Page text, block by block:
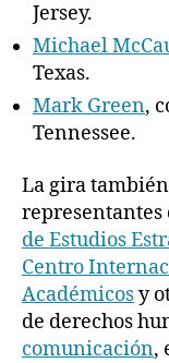
Jersey.
Michael
Texas.
Mark Green,
Tennessee.
La gira
representantes
de Estudios
Centro
Académicosy
de derechos
comunicación,